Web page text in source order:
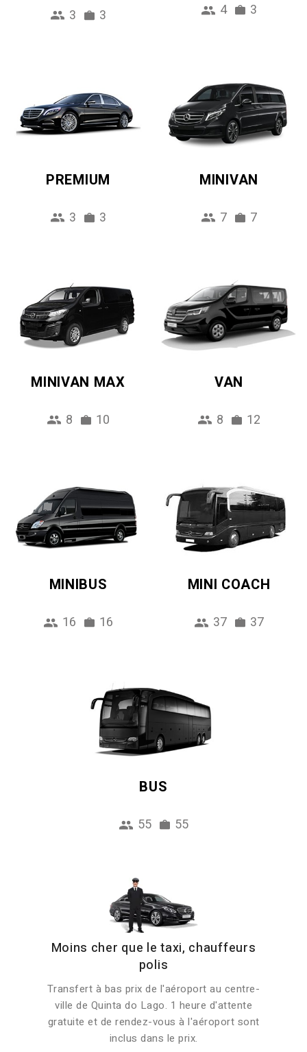
3 3 4 3
PREMIUM
3 3
MINIVAN
7 7
MINIVAN MAX
8 10
VAN
8 12
MINIBUS
16 16
MINI COACH
37 37
BUS
55 55
Moins cher que le taxi, chauffeurs
polis
Transfert à bas prix de l'aéroport au centre-
ville de Quinta do Lago. 1 heure d'attente
gratuite et de rendez-vous à l'aéroport sont
inclus dans le prix.